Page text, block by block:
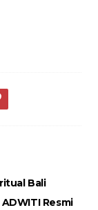
Bali
Resmi